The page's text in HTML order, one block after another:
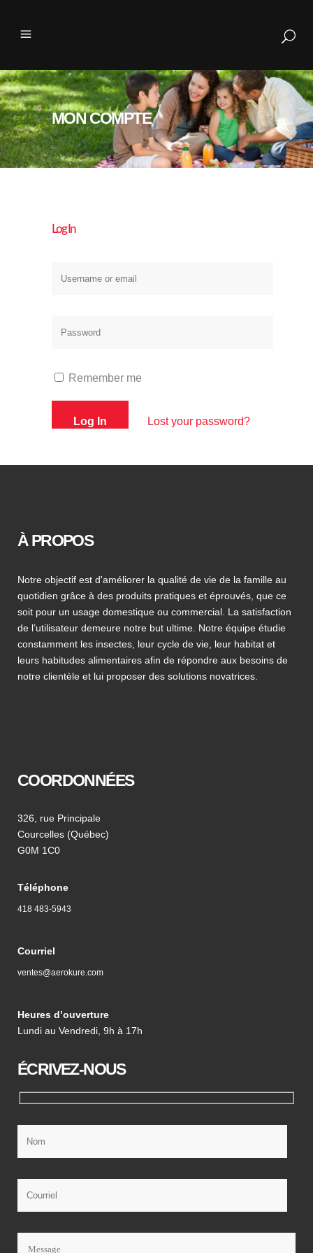
MON COMPTE
Log In
Remember me
Lost your password?
À PROPOS
Notre objectif est d'améliorer la qualité de vie de la famille au
quotidien grâce à des produits pratiques et éprouvés, que ce
soit pour un usage domestique ou commercial. La satisfaction
de l’utilisateur demeure notre but ultime. Notre équipe étudie
constamment les insectes, leur cycle de vie, leur habitat et
leurs habitudes alimentaires afin de répondre aux besoins de
notre clientèle et lui proposer des solutions novatrices.
COORDONNÉES
326, rue Principale
Courcelles (Québec)
G0M 1C0
Téléphone
418 483-5943
Courriel
ventes@aerokure.com
Heures d’ouverture
Lundi au Vendredi, 9h à 17h
ÉCRIVEZ-NOUS